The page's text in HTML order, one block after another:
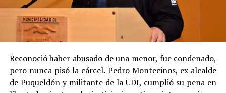
Reconoció haber abusado de una menor, fue condenado,
pero nunca pisó la cárcel. Pedro Montecinos, ex alcalde
de Puqueldón y militante de la UDI, cumplió su pena en